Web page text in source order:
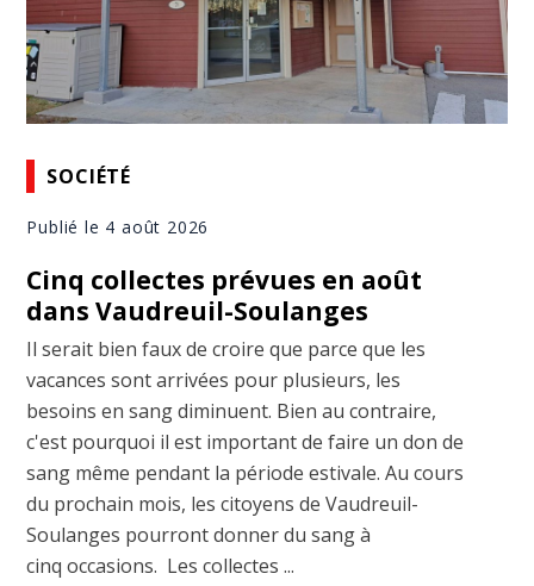
SOCIÉTÉ
Publié le 4 août 2026
Cinq collectes prévues en août
dans Vaudreuil-Soulanges
Il serait bien faux de croire que parce que les
vacances sont arrivées pour plusieurs, les
besoins en sang diminuent. Bien au contraire,
c'est pourquoi il est important de faire un don de
sang même pendant la période estivale. Au cours
du prochain mois, les citoyens de Vaudreuil-
Soulanges pourront donner du sang à
cinq occasions. Les collectes ...